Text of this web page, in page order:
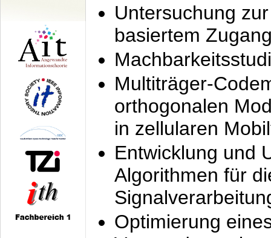
Untersuchung
basiertem
Multiträger-
orthogonalen
in zellularen
Entwicklung und
Algorithmen für
Optimierung